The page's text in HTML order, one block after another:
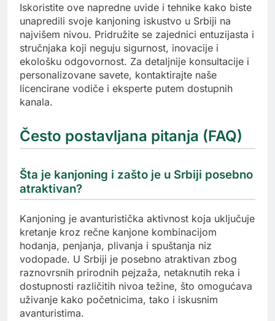
Iskoristite ove napredne uvide i tehnike kako biste
unapredili svoje kanjoning iskustvo u Srbiji na
najvišem nivou. Pridružite se zajednici entuzijasta i
stručnjaka koji neguju sigurnost, inovacije i
ekološku odgovornost. Za detaljnije konsultacije i
personalizovane savete, kontaktirajte naše
licencirane vodiče i eksperte putem dostupnih
kanala.
Često postavljana pitanja (FAQ)
Šta je kanjoning i zašto je u Srbiji posebno
atraktivan?
Kanjoning je avanturistička aktivnost koja uključuje
kretanje kroz rečne kanjone kombinacijom
hodanja, penjanja, plivanja i spuštanja niz
vodopade. U Srbiji je posebno atraktivan zbog
raznovrsnih prirodnih pejzaža, netaknutih reka i
dostupnosti različitih nivoa težine, što omogućava
uživanje kako početnicima, tako i iskusnim
avanturistima.